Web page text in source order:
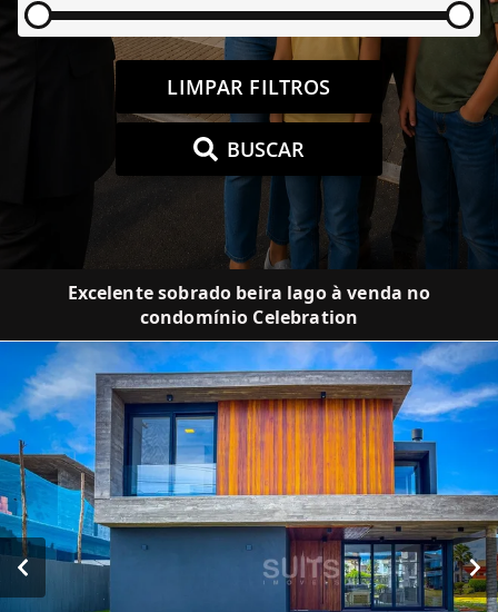
LIMPAR FILTROS
BUSCAR
Excelente sobrado beira lago à venda no
condomínio Celebration